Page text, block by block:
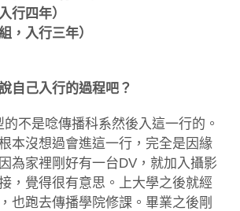
行四年）
，入行三年）
自己入行的過程吧？
的不是唸傳播科系然後入這一行的。
本沒想過會進這一行，完全是因緣
為家裡剛好有一台DV，就加入攝影
，覺得很有意思。上大學之後就經
也跑去傳播學院修課。畢業之後剛